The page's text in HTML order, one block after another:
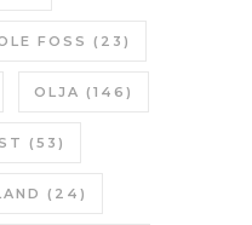
FOSS (23)
OLJA (146)
(53)
(24)